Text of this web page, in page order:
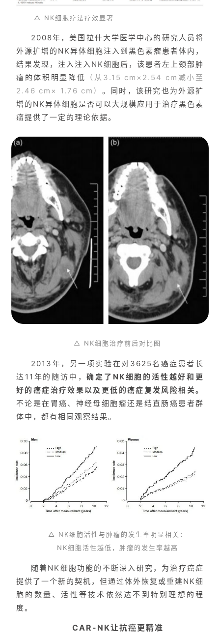
页
生
医
学
△ NK细胞疗法疗效显著
2008年，美国拉什大学医学中心的研究人员将
外源扩增的NK异体细胞注入到黑色素瘤患者体内，
结果发现，注入注入NK细胞后，该患者左上颈部肿
瘤的体积明显降低
（从3.15 cm×2.54 cm减小至
2.46 cm× 1.76 cm） 。同时，该研究也为外源扩
增的NK异体细胞是否可以大规模应用于治疗黑色素
瘤提供了一定的理论依据。
△ NK细胞治疗前后对比图
2013年，另一项实验在对3625名癌症患者长
达11年的随访中，确定了NK细胞的活性越好和更
好的癌症治疗效果以及更低的癌症复发风险相关。
不论是在胃癌、神经母细胞瘤还是结直肠癌患者群
体中，都有相同观察结果。
△ NK细胞活性与肿瘤的发生率明显相关：
NK细胞活性越低，肿瘤的发生率越高
随着NK细胞功能的不断深入研究，为治疗癌症
提供了一个新的契机，但通过体外恢复或重建NK细
胞的数量、活性等技术依然达不到特别理想的程
度。
CAR-NK让抗癌更精准